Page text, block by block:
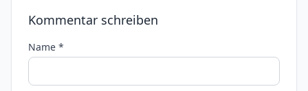
Kommentar schreiben
Name *